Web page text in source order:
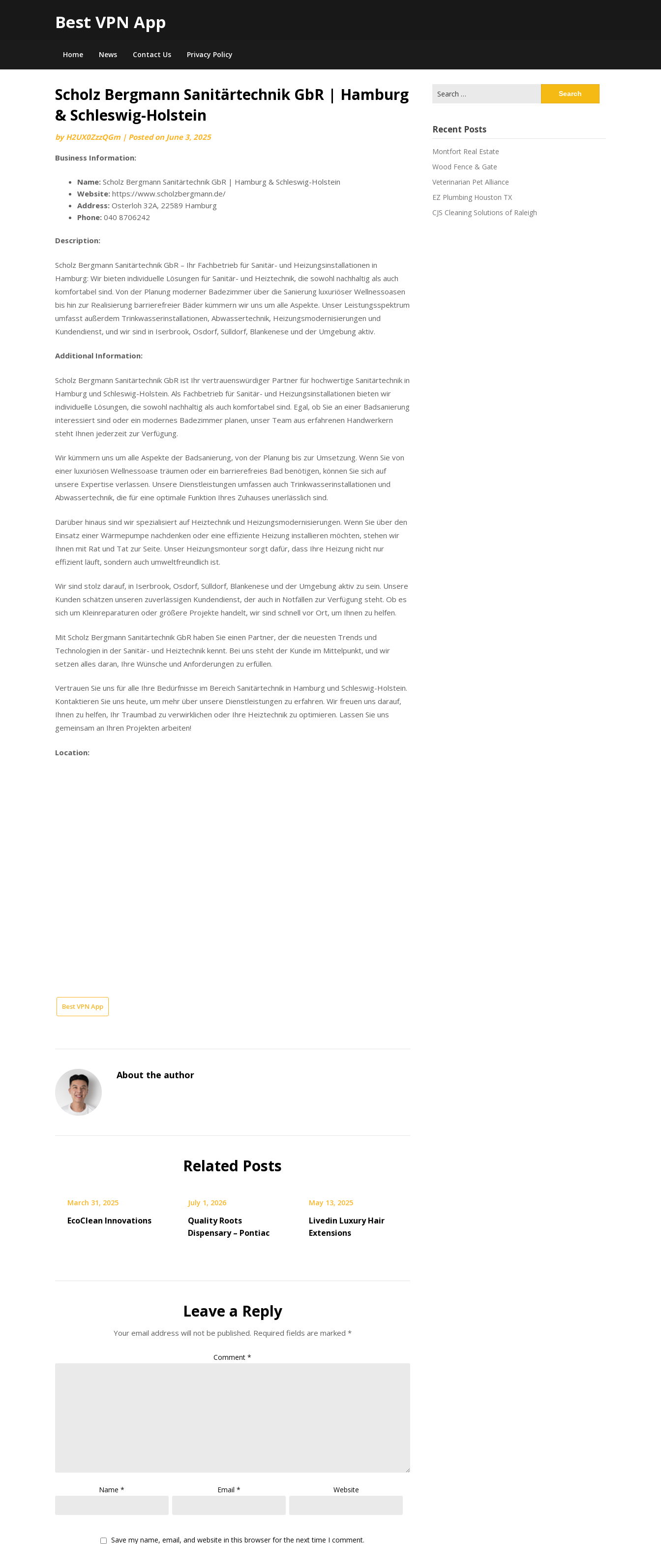
Best VPN App
Home News Contact Us Privacy Policy
Scholz Bergmann Sanitärtechnik GbR | Hamburg
& Schleswig-Holstein
byH2UX0ZzzQGm | Posted on June 3, 2025
Business Information:
Name: Scholz Bergmann Sanitärtechnik GbR | Hamburg & Schleswig-Holstein
Website: https://www.scholzbergmann.de/
Address: Osterloh 32A, 22589 Hamburg
Phone: 040 8706242
Description:
Scholz Bergmann Sanitärtechnik GbR – Ihr Fachbetrieb für Sanitär- und Heizungsinstallationen in
Hamburg: Wir bieten individuelle Lösungen für Sanitär- und Heiztechnik, die sowohl nachhaltig als auch
komfortabel sind. Von der Planung moderner Badezimmer über die Sanierung luxuriöser Wellnessoasen
bis hin zur Realisierung barrierefreier Bäder kümmern wir uns um alle Aspekte. Unser Leistungsspektrum
umfasst außerdem Trinkwasserinstallationen, Abwassertechnik, Heizungsmodernisierungen und
Kundendienst, und wir sind in Iserbrook, Osdorf, Sülldorf, Blankenese und der Umgebung aktiv.
Additional Information:
Scholz Bergmann Sanitärtechnik GbR ist Ihr vertrauenswürdiger Partner für hochwertige Sanitärtechnik in
Hamburg und Schleswig-Holstein. Als Fachbetrieb für Sanitär- und Heizungsinstallationen bieten wir
individuelle Lösungen, die sowohl nachhaltig als auch komfortabel sind. Egal, ob Sie an einer Badsanierung
interessiert sind oder ein modernes Badezimmer planen, unser Team aus erfahrenen Handwerkern
steht Ihnen jederzeit zur Verfügung.
Wir kümmern uns um alle Aspekte der Badsanierung, von der Planung bis zur Umsetzung. Wenn Sie von
einer luxuriösen Wellnessoase träumen oder ein barrierefreies Bad benötigen, können Sie sich auf
unsere Expertise verlassen. Unsere Dienstleistungen umfassen auch Trinkwasserinstallationen und
Abwassertechnik, die für eine optimale Funktion Ihres Zuhauses unerlässlich sind.
Darüber hinaus sind wir spezialisiert auf Heiztechnik und Heizungsmodernisierungen. Wenn Sie über den
Einsatz einer Wärmepumpe nachdenken oder eine effiziente Heizung installieren möchten, stehen wir
Ihnen mit Rat und Tat zur Seite. Unser Heizungsmonteur sorgt dafür, dass Ihre Heizung nicht nur
effizient läuft, sondern auch umweltfreundlich ist.
Wir sind stolz darauf, in Iserbrook, Osdorf, Sülldorf, Blankenese und der Umgebung aktiv zu sein. Unsere
Kunden schätzen unseren zuverlässigen Kundendienst, der auch in Notfällen zur Verfügung steht. Ob es
sich um Kleinreparaturen oder größere Projekte handelt, wir sind schnell vor Ort, um Ihnen zu helfen.
Mit Scholz Bergmann Sanitärtechnik GbR haben Sie einen Partner, der die neuesten Trends und
Technologien in der Sanitär- und Heiztechnik kennt. Bei uns steht der Kunde im Mittelpunkt, und wir
setzen alles daran, Ihre Wünsche und Anforderungen zu erfüllen.
Vertrauen Sie uns für alle Ihre Bedürfnisse im Bereich Sanitärtechnik in Hamburg und Schleswig-Holstein.
Kontaktieren Sie uns heute, um mehr über unsere Dienstleistungen zu erfahren. Wir freuen uns darauf,
Ihnen zu helfen, Ihr Traumbad zu verwirklichen oder Ihre Heiztechnik zu optimieren. Lassen Sie uns
gemeinsam an Ihren Projekten arbeiten!
Location:
Best VPN App
About the author
Related Posts
March 31, 2025
EcoClean Innovations
July 1, 2026
Quality Roots
Dispensary – Pontiac
May 13, 2025
Livedin Luxury Hair
Extensions
Leave a Reply
Your email address will not be published. Required fields are marked *
Comment*
Name* Email* Website
Save my name, email, and website in this browser for the next time I comment.
Recent Posts
Montfort Real Estate
Wood Fence & Gate
Veterinarian Pet Alliance
EZ Plumbing Houston TX
CJS Cleaning Solutions of Raleigh